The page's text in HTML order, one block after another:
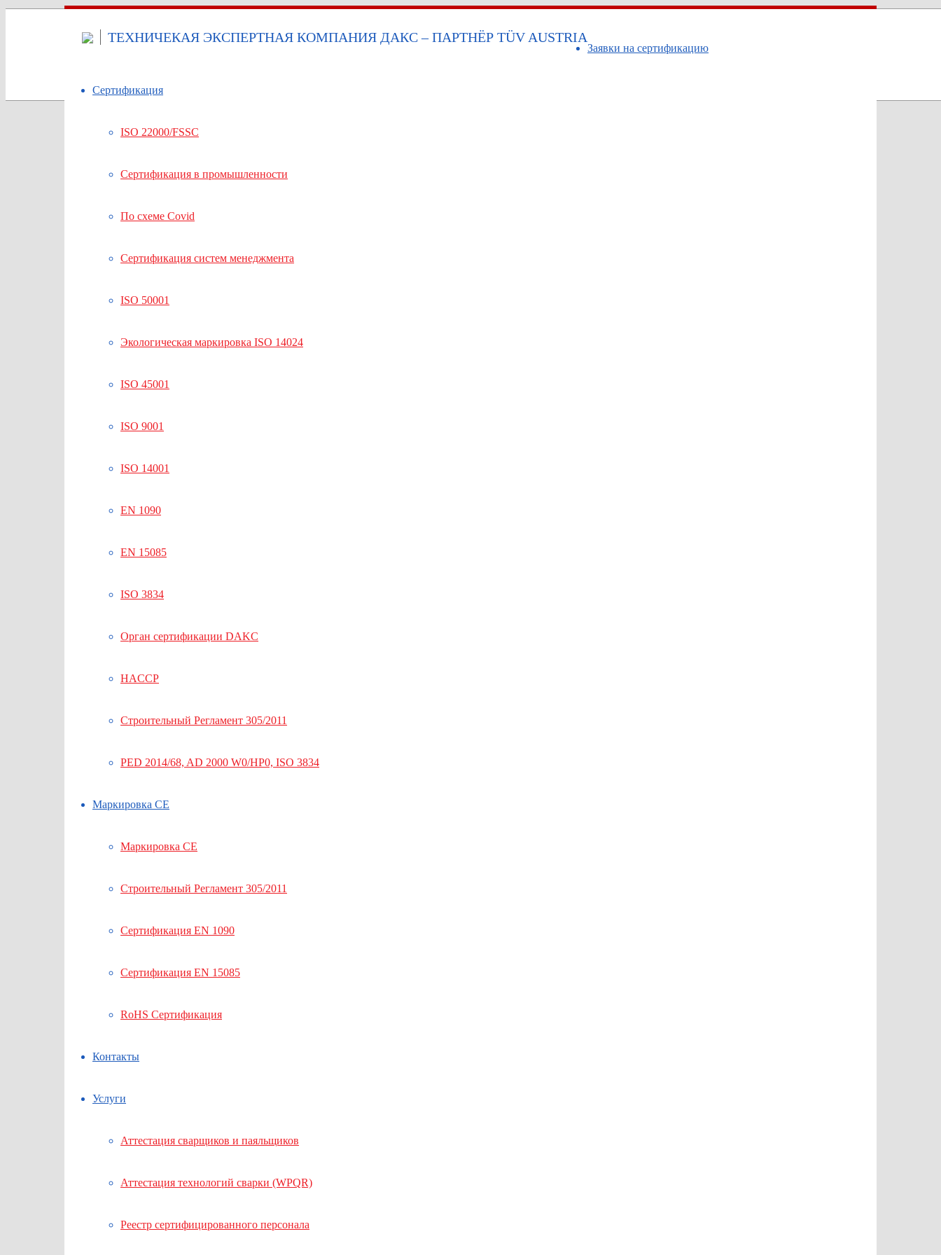
ТЕХНИЧЕКАЯ ЭКСПЕРТНАЯ КОМПАНИЯ ДАКС – ПАРТНЁР TÜV AUSTRIA
Заявки на сертификацию
Сертификация
ISO 22000/FSSC
Сертификация в промышленности
По схеме Covid
Сертификация систем менеджмента
ISO 50001
Экологическая маркировка ISO 14024
ISO 45001
ISO 9001
ISO 14001
EN 1090
EN 15085
ISO 3834
Орган сертификации DAKC
HACCP
Строительный Регламент 305/2011
PED 2014/68, AD 2000 W0/HP0, ISO 3834
Маркировка СЕ
Маркировка СЕ
Строительный Регламент 305/2011
Сертификация EN 1090
Сертификация EN 15085
RoHS Сертификация
Контакты
Услуги
Аттестация сварщиков и паяльщиков
Аттестация технологий сварки (WPQR)
Реестр сертифицированного персонала